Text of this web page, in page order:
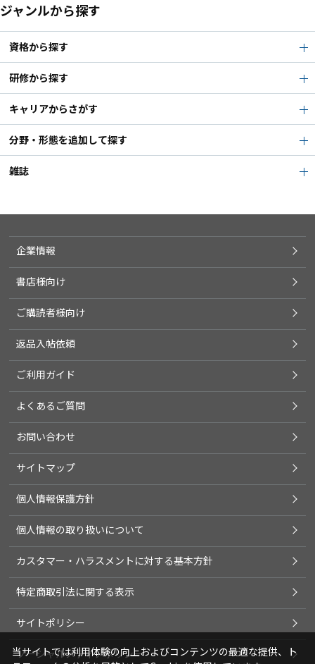
ジャンルから探す
資格から探す
研修から探す
キャリアからさがす
分野・形態を追加して探す
雑誌
企業情報
書店様向け
ご購読者様向け
返品入帖依頼
ご利用ガイド
よくあるご質問
お問い合わせ
サイトマップ
個人情報保護方針
個人情報の取り扱いについて
カスタマー・ハラスメントに対する基本方針
特定商取引法に関する表示
サイトポリシー
ソーシャルメディアポリシー
当サイトでは利用体験の向上およびコンテンツの最適な提供、ト